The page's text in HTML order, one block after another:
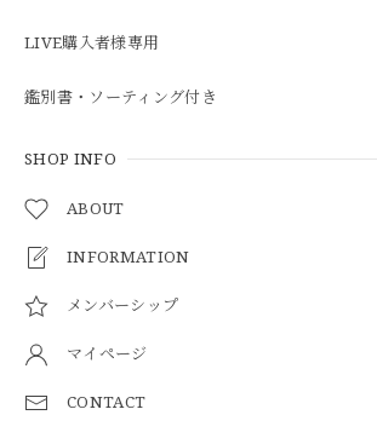
LIVE購入者様専用
鑑別書・ソーティング付き
SHOP INFO
ABOUT
INFORMATION
メンバーシップ
マイページ
CONTACT